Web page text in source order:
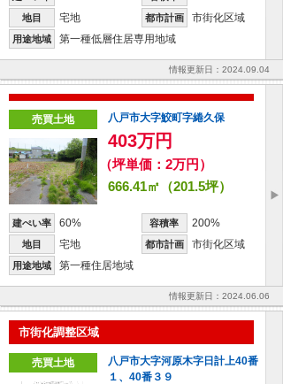
地目 宅地 都市計画 市街化区域
用途地域 第一種低層住居専用地域
情報更新日：2024.09.04
売買土地 八戸市大字鮫町字綣久保
403万円
（坪単価：2万円）
666.41㎡（201.5坪）
建ぺい率 60% 容積率 200%
地目 宅地 都市計画 市街化区域
用途地域 第一種住居地域
情報更新日：2024.06.06
市街化調整区域
売買土地
八戸市大字河原木字日計上40番
１、40番３９